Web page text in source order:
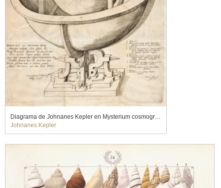
Diagrama de Johnanes Kepler en Mysterium cosmographicum, 1596
Johnanes Kepler